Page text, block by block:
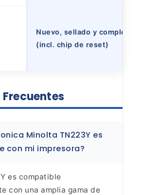
Nuevo, sellado y completo
(incl. chip de reset)
Frecuentes
Minolta TN223Y es
con mi impresora?
es compatible
con una amplia gama de